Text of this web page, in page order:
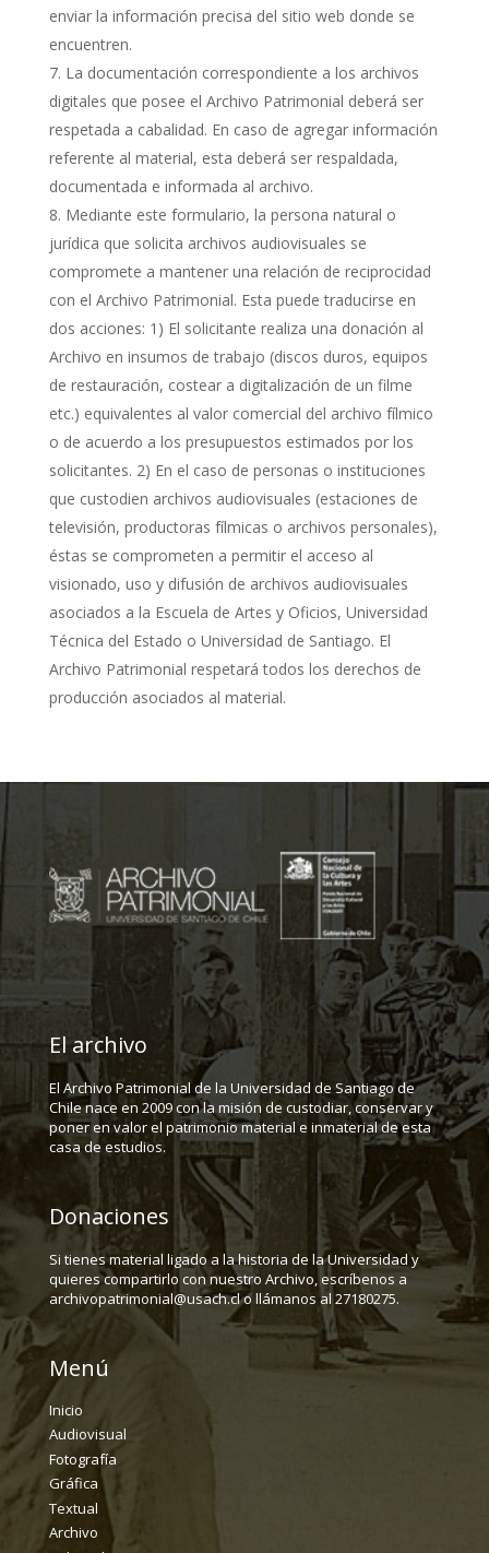
enviar la información precisa del sitio web donde se
encuentren.
La documentación correspondiente a los archivos
digitales que posee el Archivo Patrimonial deberá ser
respetada a cabalidad. En caso de agregar información
referente al material, esta deberá ser respaldada,
documentada e informada al archivo.
Mediante este formulario, la persona natural o
jurídica que solicita archivos audiovisuales se
compromete a mantener una relación de reciprocidad
con el Archivo Patrimonial. Esta puede traducirse en
dos acciones: 1) El solicitante realiza una donación al
Archivo en insumos de trabajo (discos duros, equipos
de restauración, costear a digitalización de un filme
etc.) equivalentes al valor comercial del archivo fílmico
o de acuerdo a los presupuestos estimados por los
solicitantes. 2) En el caso de personas o instituciones
que custodien archivos audiovisuales (estaciones de
televisión, productoras fílmicas o archivos personales),
éstas se comprometen a permitir el acceso al
visionado, uso y difusión de archivos audiovisuales
asociados a la Escuela de Artes y Oficios, Universidad
Técnica del Estado o Universidad de Santiago. El
Archivo Patrimonial respetará todos los derechos de
producción asociados al material.
El archivo
El Archivo Patrimonial de la Universidad de Santiago de
Chile nace en 2009 con la misión de custodiar, conservar y
poner en valor el patrimonio material e inmaterial de esta
casa de estudios.
Donaciones
Si tienes material ligado a la historia de la Universidad y
quieres compartirlo con nuestro Archivo, escríbenos a
archivopatrimonial@usach.cl o llámanos al 27180275.
Menú
Inicio
Audiovisual
Fotografía
Gráfica
Textual
Archivo